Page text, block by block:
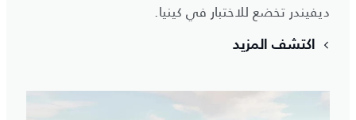
ديفيندر تخضع للاختبار في كينيا.
اكتشف المزيد